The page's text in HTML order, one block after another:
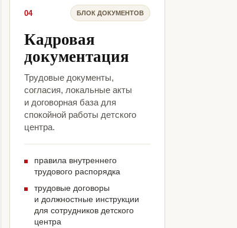
04 БЛОК ДОКУМЕНТОВ
Кадровая
документация
Трудовые документы,
согласия, локальные акты
и договорная база для
спокойной работы детского
центра.
правила внутреннего
трудового распорядка
трудовые договоры
и должностные инструкции
для сотрудников детского
центра